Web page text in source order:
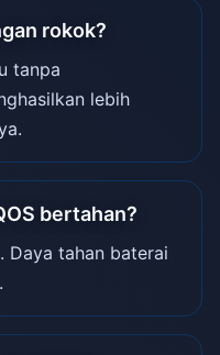
rokok?
tanpa
lebih
bertahan?
Daya tahan baterai